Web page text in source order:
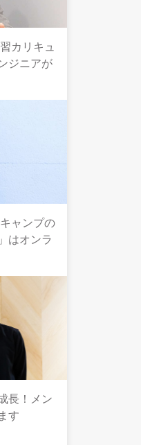
カリキュ
ジニアが
ャンプの
はオンラ
長！メン
す